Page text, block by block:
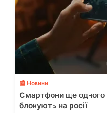
📰 Новини
Смартфони ще одного
блокують на росії